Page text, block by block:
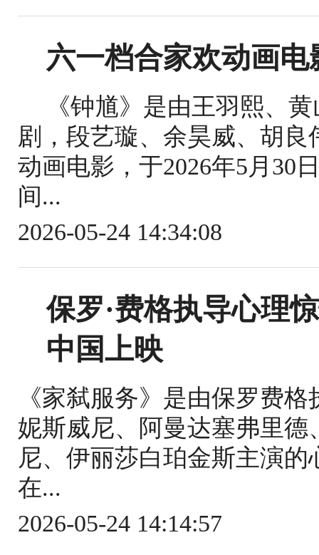
六一档合家欢动画
《钟馗》是由王羽熙、
剧，段艺璇、余昊威、胡
动画电影，于2026年5月30
间...
2026-05-24 14:34:08
保罗·费格执导心理
中国上映
《家弑服务》是由保罗费
妮斯威尼、阿曼达塞弗里
尼、伊丽莎白珀金斯主演的
在...
2026-05-24 14:14:57